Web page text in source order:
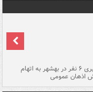
دستگیری ۶ نفر در بهشهر به اتهام
اذهان عمومی